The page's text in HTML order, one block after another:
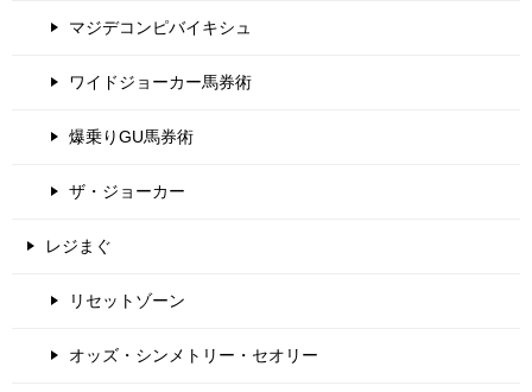
マジデコンピバイキシュ
ワイドジョーカー馬券術
爆乗りGU馬券術
ザ・ジョーカー
レジまぐ
リセットゾーン
オッズ・シンメトリー・セオリー